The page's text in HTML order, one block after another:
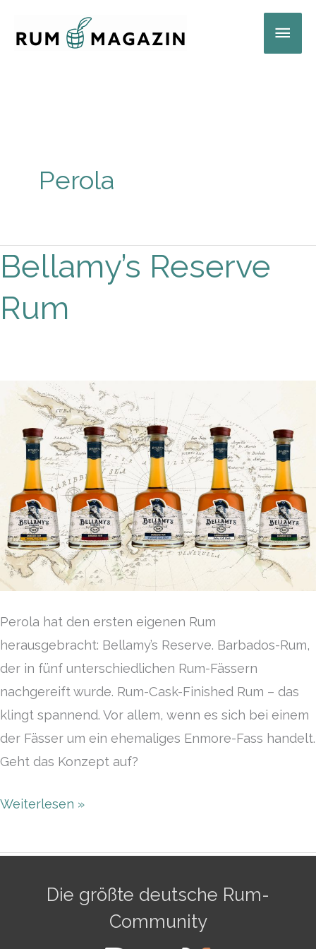
Inhalt
Perola
Bellamy’s Reserve
Rum
Perola hat den ersten eigenen Rum
herausgebracht: Bellamy’s Reserve. Barbados-Rum,
der in fünf unterschiedlichen Rum-Fässern
nachgereift wurde. Rum-Cask-Finished Rum – das
klingt spannend. Vor allem, wenn es sich bei einem
der Fässer um ein ehemaliges Enmore-Fass handelt.
Geht das Konzept auf?
Bellamy’s
Reserve
Rum
Weiterlesen »
Die größte deutsche Rum-
Community